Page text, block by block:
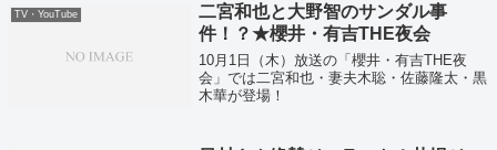
TV・YouTube
二宮和也と大野智のサンダル事
件！？★櫻井・有吉THE夜会
10月1日（木）放送の「櫻井・有吉THE夜
会」では二宮和也・妻夫木聡・佐藤隆太・黒
木華が登場！